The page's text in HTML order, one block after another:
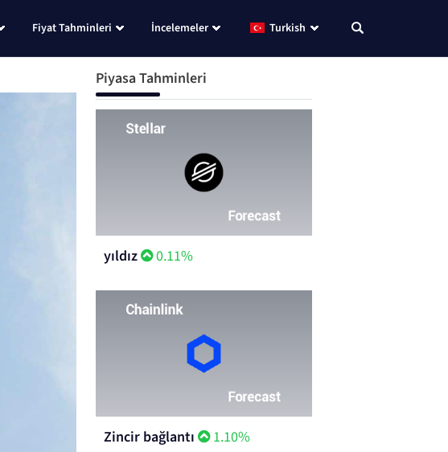
Fiyat Tahminleri İncelemeler Turkish
Piyasa Tahminleri
yıldız 0.11%
Zincir bağlantı 1.10%